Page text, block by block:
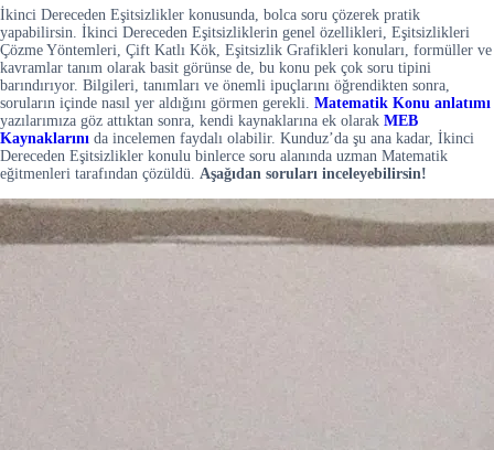
İkinci Dereceden Eşitsizlikler konusunda, bolca soru çözerek pratik
yapabilirsin. İkinci Dereceden Eşitsizliklerin genel özellikleri, Eşitsizlikleri
Çözme Yöntemleri, Çift Katlı Kök, Eşitsizlik Grafikleri konuları, formüller ve
kavramlar tanım olarak basit görünse de, bu konu pek çok soru tipini
barındırıyor. Bilgileri, tanımları ve önemli ipuçlarını öğrendikten sonra,
soruların içinde nasıl yer aldığını görmen gerekli. Matematik Konu anlatımı
yazılarımıza göz attıktan sonra, kendi kaynaklarına ek olarak MEB
Kaynaklarını da incelemen faydalı olabilir. Kunduz’da şu ana kadar, İkinci
Dereceden Eşitsizlikler konulu binlerce soru alanında uzman Matematik
eğitmenleri tarafından çözüldü. Aşağıdan soruları inceleyebilirsin!